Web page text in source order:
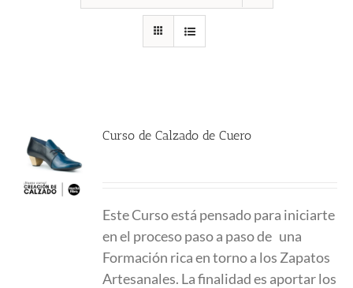
Curso de Calzado de Cuero
Este Curso está pensado para iniciarte
en el proceso paso a paso de una
Formación rica en torno a los Zapatos
Artesanales. La finalidad es aportar los